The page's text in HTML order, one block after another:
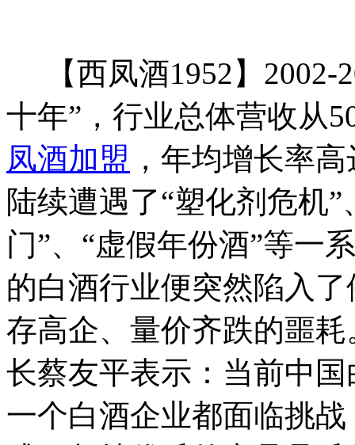
【西凤酒1952】2002-
十年”，行业总体营收从
凤酒加盟 ，年均增长率
陆续遭遇了“塑化剂危机
门”、“虚假年份酒”等一
的白酒行业便突然陷入
存高企、量价齐跌的噩耗
长蔡友平表示：当前中
一个白酒企业都面临挑